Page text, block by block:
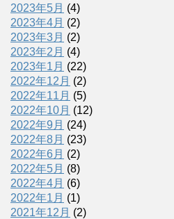
2023年5月 (4)
2023年4月 (2)
2023年3月 (2)
2023年2月 (4)
2023年1月 (22)
2022年12月 (2)
2022年11月 (5)
2022年10月 (12)
2022年9月 (24)
2022年8月 (23)
2022年6月 (2)
2022年5月 (8)
2022年4月 (6)
2022年1月 (1)
2021年12月 (2)